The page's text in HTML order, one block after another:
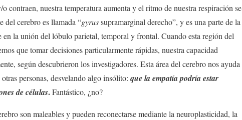
contraen, nuestra temperatura aumenta y el ritmo de nuestra respiración se
del cerebro es llamada “gyrussupramarginal derecho”, y es una parte de la
en la unión del lóbulo parietal, temporal y frontal. Cuando esta región del
que tomar decisiones particularmente rápidas, nuestra capacidad
según descubrieron los investigadores. Esta área del cerebro nos ayuda
personas, desvelando algo insólito: que la empatía podría estar
de células.Fantástico, ¿no?
son maleables y pueden reconectarse mediante la neuroplasticidad, la